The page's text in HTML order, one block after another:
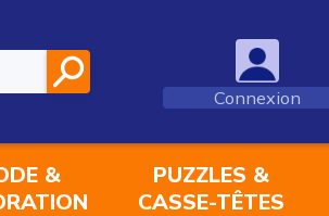
Connexion
&
PUZZLES &
CASSE-TÊTES